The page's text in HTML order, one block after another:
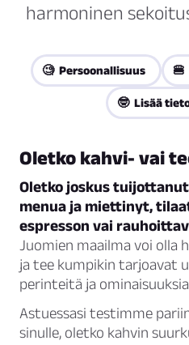
harmoninen
🧐 Persoonallisuus 🍔
🤓 Lisää
Oletko kahvi- vai
Oletko joskus
menua ja miettinyt,
espresson vai
Juomien maailma voi olla
ja tee kumpikin tarjoavat
perinteitä ja
Astuessasi testimme
sinulle, oletko kahvin